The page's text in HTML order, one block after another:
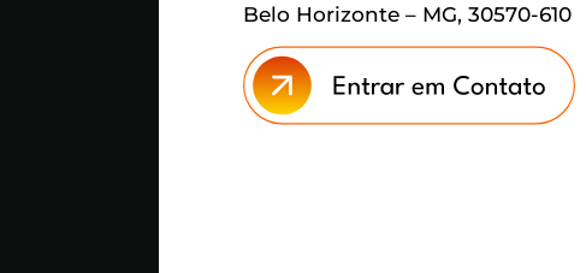
Belo Horizonte – MG, 30570-610